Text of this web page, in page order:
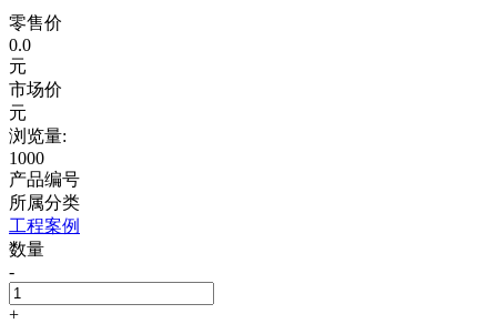
零售价
0.0
元
市场价
元
浏览量:
1000
产品编号
所属分类
工程案例
数量
-
+